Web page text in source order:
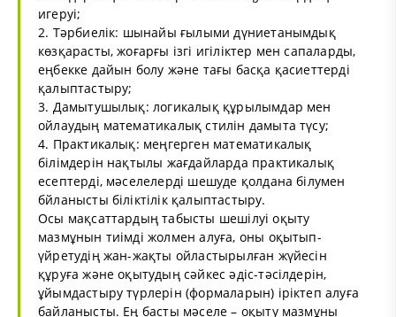
игеруі;
2. Тәрбиелік: шынайы ғылыми дүниетанымдық
көзқарасты, жоғарғы ізгі игіліктер мен сапаларды,
еңбекке дайын болу және тағы басқа қасиеттерді
қалыптастыру;
3. Дамытушылық: логикалық құрылымдар мен
ойлаудың математикалық стилін дамыта түсу;
4. Практикалық: меңгерген математикалық
білімдерін нақтылы жағдайларда практикалық
есептерді, мәселелерді шешуде қолдана білумен
бйланысты біліктілік қалыптастыру.
Осы мақсаттардың табысты шешілуі оқыту
мазмұнын тиімді жолмен алуға, оны оқытып-
үйретудің жан-жақты ойластырылған жүйесін
құруға және оқытудың сәйкес әдіс-тәсілдерін,
ұйымдастыру түрлерін (формаларын) іріктеп алуға
байланысты. Ең басты мәселе – оқыту мазмұны